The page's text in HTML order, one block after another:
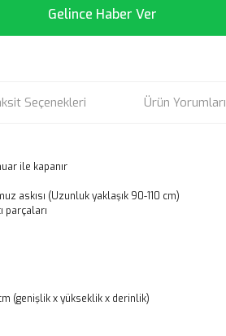
Gelince Haber Ver
Seçenekleri Ürün Yorumları
ile kapanır
askısı (Uzunluk yaklaşık 90-110 cm)
parçaları
(genişlik x yükseklik x derinlik)